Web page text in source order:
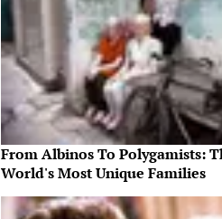
From Albinos To Polygamists:
World's Most Unique Families